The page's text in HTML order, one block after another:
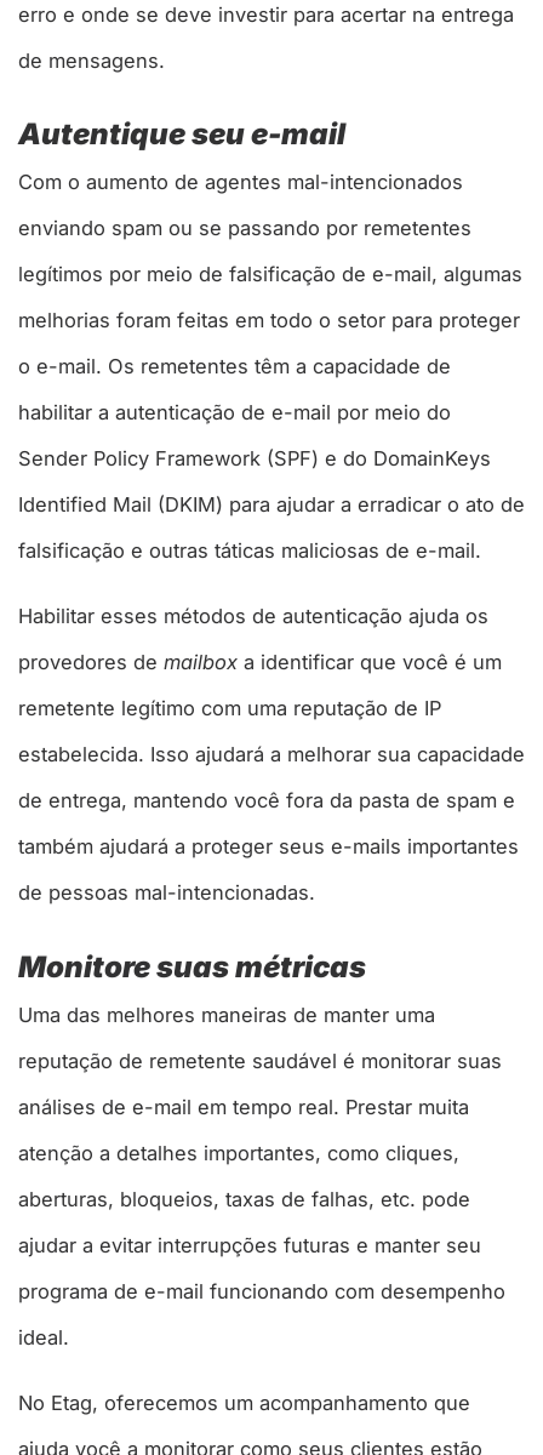
erro e onde se deve investir para acertar na entrega
de mensagens.
Autentique seu e-mail
Com o aumento de agentes mal-intencionados
enviando spam ou se passando por remetentes
legítimos por meio de falsificação de e-mail, algumas
melhorias foram feitas em todo o setor para proteger
o e-mail. Os remetentes têm a capacidade de
habilitar a autenticação de e-mail por meio do
Sender Policy Framework (SPF) e do DomainKeys
Identified Mail (DKIM) para ajudar a erradicar o ato de
falsificação e outras táticas maliciosas de e-mail.
Habilitar esses métodos de autenticação ajuda os
provedores de mailbox a identificar que você é um
remetente legítimo com uma reputação de IP
estabelecida. Isso ajudará a melhorar sua capacidade
de entrega, mantendo você fora da pasta de spam e
também ajudará a proteger seus e-mails importantes
de pessoas mal-intencionadas.
Monitore suas métricas
Uma das melhores maneiras de manter uma
reputação de remetente saudável é monitorar suas
análises de e-mail em tempo real. Prestar muita
atenção a detalhes importantes, como cliques,
aberturas, bloqueios, taxas de falhas, etc. pode
ajudar a evitar interrupções futuras e manter seu
programa de e-mail funcionando com desempenho
ideal.
No Etag, oferecemos um acompanhamento que
ajuda você a monitorar como seus clientes estão